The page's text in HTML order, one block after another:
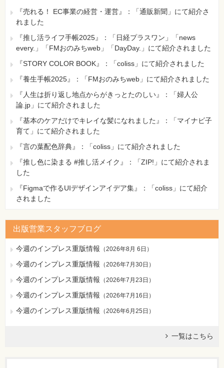
『売れる！ EC事業の経営・運営』：「通販新聞」にて紹介さ
れました
『推し活ライフ手帳2025』：「日経プラスワン」「news
every.」「FMおのみちweb」「DayDay.」にて紹介されました
『STORY COLOR BOOK』：「coliss」にて紹介されました
『養生手帳2025』：「FMおのみちweb」にて紹介されました
『人生は折り返し地点からがきっとたのしい』：「婦人公
論.jp」にて紹介されました
『基本のケアだけでキレイな髪になれました』：「マイナビ子
育て」にて紹介されました
『言の葉配色辞典』：「coliss」にて紹介されました
『推し色に染まる #推し活メイク』：「ZIP!」にて紹介されま
した
『Figmaで作るUIデザインアイデア集』：「coliss」にて紹介
されました
出版営業スタッフブログ
今週のインプレス重版情報 （2026年8月 6日 ）
今週のインプレス重版情報 （2026年7月30日 ）
今週のインプレス重版情報 （2026年7月23日 ）
今週のインプレス重版情報 （2026年7月16日 ）
今週のインプレス重版情報 （2026年6月25日 ）
一覧はこちら